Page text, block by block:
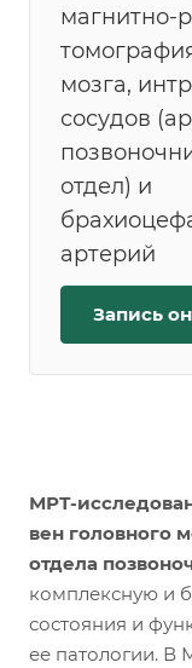
магнитно-
мозга,
сосудов
отдел) и
артерий
Запись
МРТ-
вен головного
отдела
комплексную и
состояния и
ее патологии. В